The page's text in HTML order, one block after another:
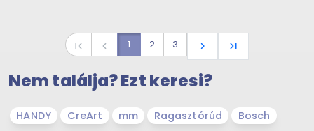
first_page navigate_before 1 2 3 navigate_next last_page
Nem találja? Ezt keresi?
HANDY CreArt mm Ragasztórúd
Bosch